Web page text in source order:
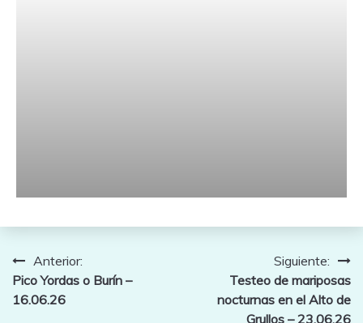
Navegación
de
Anterior:
Pico Yordas o Burín –
16.06.26
Siguiente:
Testeo de mariposas
nocturnas en el Alto de
Grullos – 23.06.26